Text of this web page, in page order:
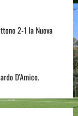
2-1 la Nuova
D’Amico.